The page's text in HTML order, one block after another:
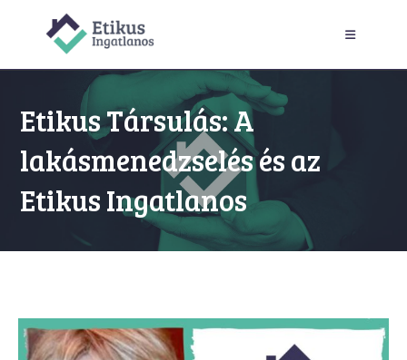
Etikus Társulás: A
lakásmenedzselés és az
Etikus Ingatlanos